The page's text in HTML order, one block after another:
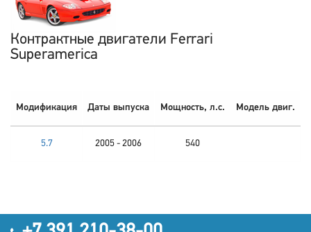
Контрактные двигатели Ferrari
Superamerica
Модификация Даты выпуска Мощность, л.с. Модель двиг.
5.7 2005 - 2006 540